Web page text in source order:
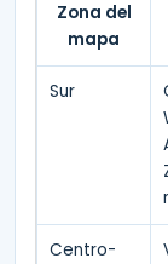
Zona del
mapa
Sur
Centro-